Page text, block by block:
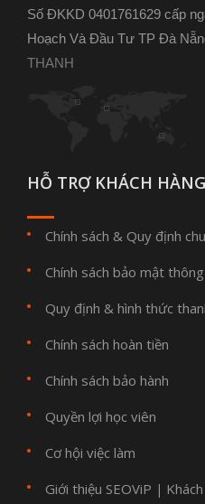
Số ĐKKD 0401761629 cấp
Hoạch Và Đầu Tư TP Đà
THANH
HỖ TRỢ KHÁCH HÀNG
Chính sách & Quy định
Chính sách bảo mật
Quy định & hình thức
Chính sách hoàn tiền
Chính sách bảo hành
Quyền lợi học viên
Cơ hội việc làm
Giới thiệu SEOViP |